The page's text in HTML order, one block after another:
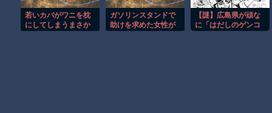
若いカバがワニを枕
にしてしまうまさか
ガソリンスタンドで
助けを求めた女性が
【謎】広島県が頑な
に「はだしのゲンコ